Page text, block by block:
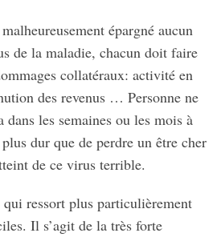
épargné aucun
de la maladie, chacun doit faire
collatéraux: activité en
des revenus … Personne ne
dans les semaines ou les mois à
dur que de perdre un être cher
de ce virus terrible.
ressort plus particulièrement
Il s’agit de la très forte